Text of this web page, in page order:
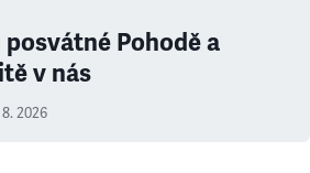
Pohodě a
v nás
2026